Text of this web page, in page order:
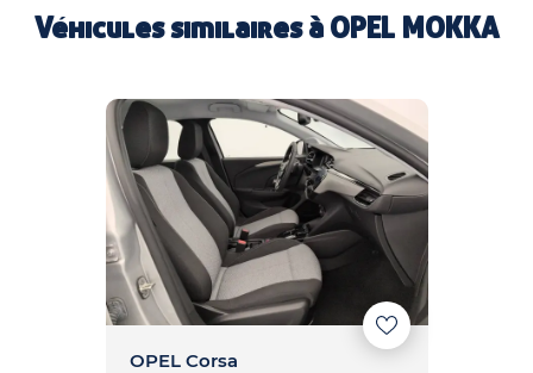
Véhicules similaires à OPEL MOKKA
OPEL Corsa